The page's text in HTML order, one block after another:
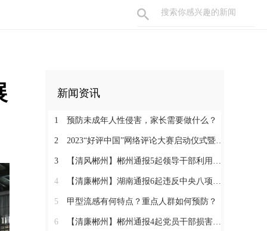
新闻资讯
1 预防未成年人性侵害，家长需要做什么？
2 2023“好评中国”网络评论大赛启动仪式暨网络评论创新论坛即将举行
3 【清风郴州】郴州通报5起领导干部利用职权或影响力为亲友牟利典型案例
4 【清廉郴州】湖南通报6起违反中央八项规定精神典型问题
5 甲型流感有何特点？重点人群如何预防？
6 【清廉郴州】郴州通报4起党员干部损害营商环境问题典型案例